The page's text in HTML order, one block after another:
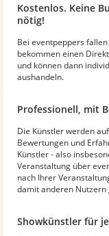
Kostenlos. Keine
nötig!
Bei eventpeppers
bekommen einen
und können dann
aushandeln.
Professionell, mit
Die Künstler werden
Bewertungen und
Künstler - also
Veranstaltung über
nach Ihrer
damit anderen Nutzern
Showkünstler für